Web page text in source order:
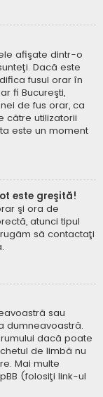
afişate dintr-o
Dacă este
fusul orar în
fi Bucureşti,
de fus orar, ca
către utilizatorii
este un moment
este greşită!
şi ora de
atunci tipul
să contactaţi
sau
dumneavoastră.
dacă poate
de limbă nu
Mai multe
(folosiţi link-ul